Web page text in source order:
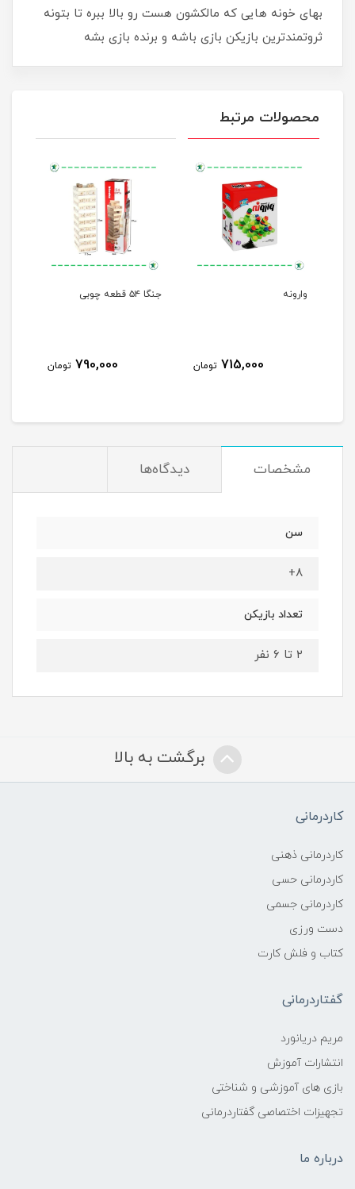
بهای خونه هایی که مالکشون هست رو بالا ببره تا بتونه
ثروتمندترین بازیکن بازی باشه و برنده بازی بشه
محصولات مرتبط
وارونه
715,000 تومان
جنگا ۵۴ قطعه چوبی
790,000 تومان
مشخصات دیدگاه‌ها
سن
۸+
تعداد بازیکن
۲ تا ۶ نفر
برگشت به بالا
کاردرمانی
کاردرمانی ذهنی
کاردرمانی حسی
کاردرمانی جسمی
دست ورزی
کتاب و فلش کارت
گفتاردرمانی
مریم دریانورد
انتشارات آموزش
بازی های آموزشی و شناختی
تجهیزات اختصاصی گفتاردرمانی
درباره ما